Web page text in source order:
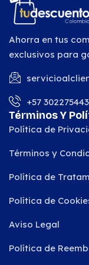
Ahorra en tus
exclusivos para
+57
Términos Y
Política de
Términos y
Política de
Política de
Aviso Legal
Política de